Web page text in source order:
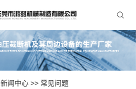
新闻中心 >> 常见问题